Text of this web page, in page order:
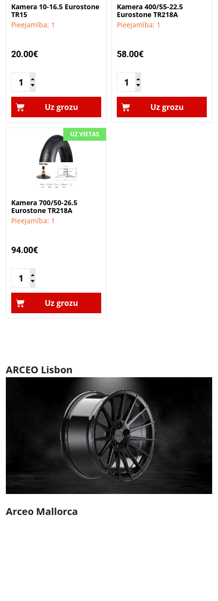
Kamera 10-16.5 Eurostone
TR15
Pieejamība: 1
20.00€
Uz grozu
Kamera 400/55-22.5
Eurostone TR218A
Pieejamība: 1
58.00€
Uz grozu
UZ VIETAS
Kamera 700/50-26.5
Eurostone TR218A
Pieejamība: 1
94.00€
Uz grozu
ARCEO Lisbon
Arceo Mallorca